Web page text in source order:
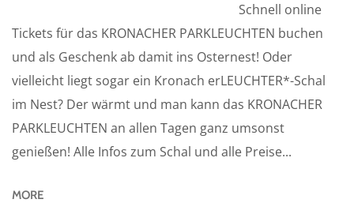
Schnell online
Tickets für das KRONACHER PARKLEUCHTEN buchen
und als Geschenk ab damit ins Osternest! Oder
vielleicht liegt sogar ein Kronach erLEUCHTER*-Schal
im Nest? Der wärmt und man kann das KRONACHER
PARKLEUCHTEN an allen Tagen ganz umsonst
genießen! Alle Infos zum Schal und alle Preise...
MORE